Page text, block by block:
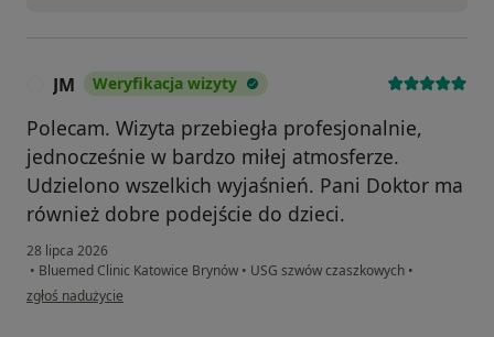
JM Weryfikacja wizyty
Polecam. Wizyta przebiegła profesjonalnie,
jednocześnie w bardzo miłej atmosferze.
Udzielono wszelkich wyjaśnień. Pani Doktor ma
również dobre podejście do dzieci.
28 lipca 2026
• Bluemed Clinic Katowice Brynów • USG szwów czaszkowych •
w opinii użytkownika JM
zgłoś nadużycie